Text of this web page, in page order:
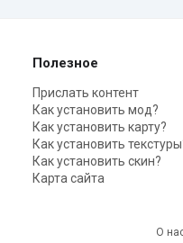
Полезное
Прислать контент
Как установить мод?
Как установить карту?
Как установить
Как установить скин?
Карта сайта
О